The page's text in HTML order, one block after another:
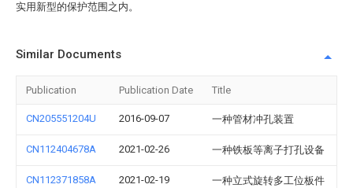
实用新型的保护范围之内。
Similar Documents
Publication Publication Date Title
CN205551204U 2016-09-07 一种管材冲孔装置
CN112404678A 2021-02-26 一种铁板等离子打孔设备
CN112371858A 2021-02-19
一种立式旋转多工位板件